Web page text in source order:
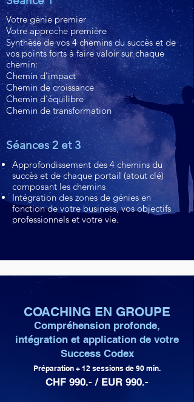
Votre génie premier
Votre approche première
Synthèse de vos 4 chemins du succès et de
vos points forts à faire valoir sur chaque
chemin:
Chemin d'impact
Chemin de croissance
Chemin d'équilibre
Chemin de transformation
Séances 2 et 3
Approfondissement des 4 chemins du
succès et de chaque portail (atout clé)
composant les chemins
Intégration des zones de génies en
fonction de votre business, vos objectifs
professionnels et votre vie.
COACHING EN GROUPE
Compréhension profonde,
intégration et application de votre
Success Codex
Préparation + 12 sessions de 90 min.
CHF 990.- / EUR 990.-